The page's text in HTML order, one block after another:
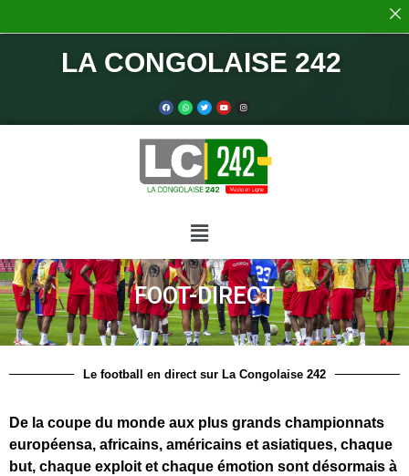
LA CONGOLAISE 242
FOOT-DIRECT
Le football en direct sur La Congolaise 242
De la coupe du monde aux plus grands championnats
européensa, africains, américains et asiatiques, chaque
but, chaque exploit et chaque émotion sont désormais à